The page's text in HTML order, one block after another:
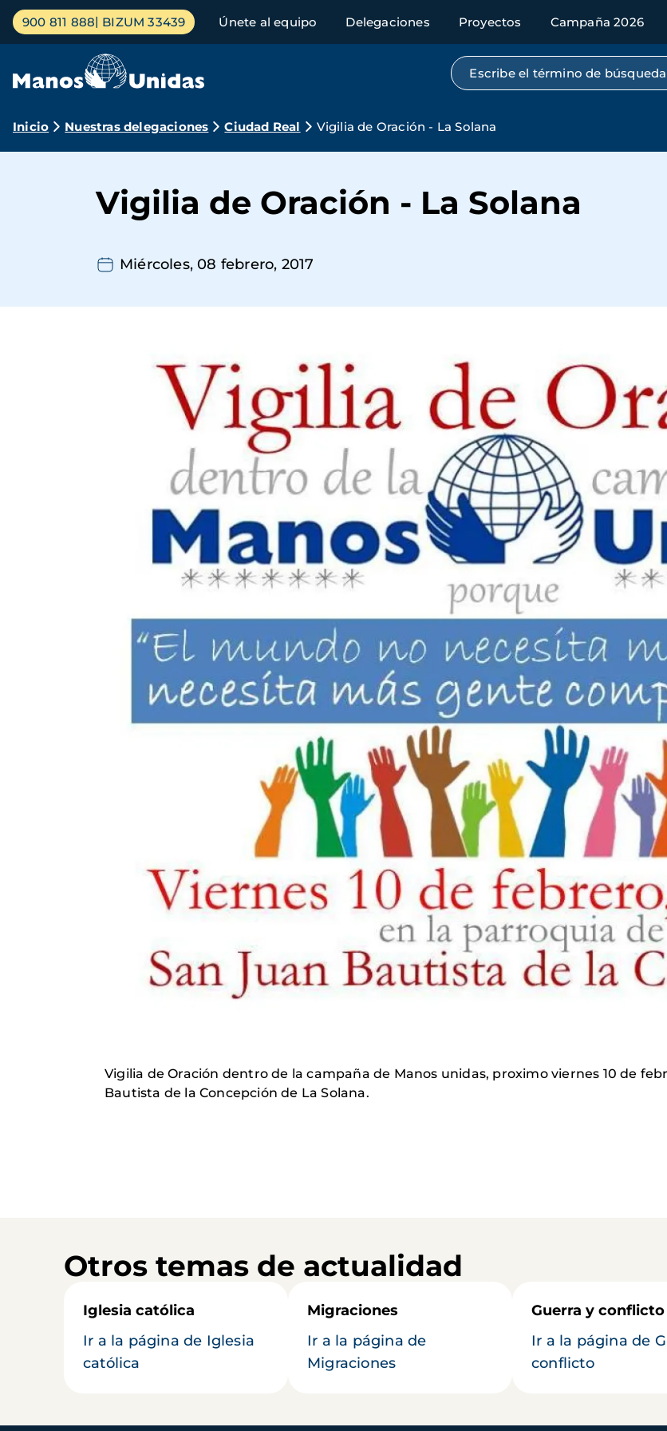
Pasar
contenido
Menú
principal
900 811 888 BIZUM 33439 Únete al equipo Delegaciones Proyectos Campaña 2026
Búsqueda por texto completo
Ruta
navegación
Inicio Nuestras delegaciones Ciudad Real Vigilia de Oración - La Solana
Vigilia de Oración - La Solana
Miércoles, 08 febrero, 2017
Vigilia de Oración dentro de la campaña de Manos unidas, proximo viernes 10 de
Bautista de la Concepción de La Solana.
Otros temas de actualidad
Iglesia católica
Ir a la página de Iglesia
católica
Migraciones
Ir a la página de
Migraciones
Guerra y conflicto
Ir a la página de
conflicto